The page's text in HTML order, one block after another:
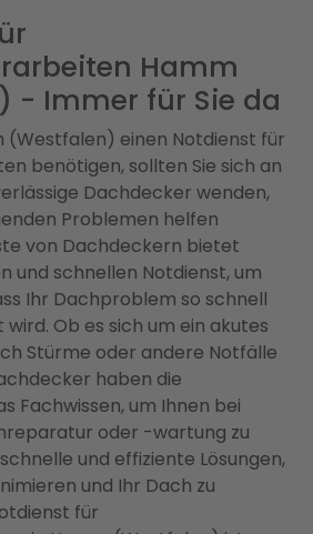
Hamm
- Immer für Sie da
(Westfalen) einen Notdienst für
benötigen, sollten Sie sich an
Dachdecker wenden,
Problemen helfen
von Dachdeckern bietet
und schnellen Notdienst, um
Ihr Dachproblem so schnell
Ob es sich um ein akutes
Stürme oder andere Notfälle
haben die
Fachwissen, um Ihnen bei
oder -wartung zu
und effiziente Lösungen,
und Ihr Dach zu
für